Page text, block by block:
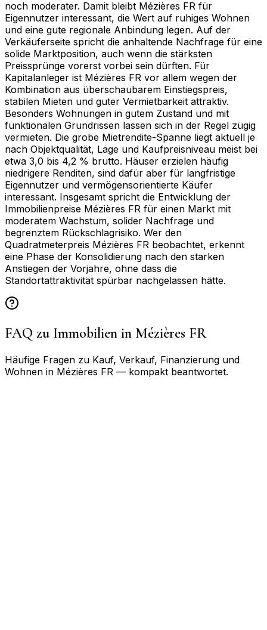
noch moderater. Damit bleibt Mézières FR für
Eigennutzer interessant, die Wert auf ruhiges Wohnen
und eine gute regionale Anbindung legen. Auf der
Verkäuferseite spricht die anhaltende Nachfrage für eine
solide Marktposition, auch wenn die stärksten
Preissprünge vorerst vorbei sein dürften. Für
Kapitalanleger ist Mézières FR vor allem wegen der
Kombination aus überschaubarem Einstiegspreis,
stabilen Mieten und guter Vermietbarkeit attraktiv.
Besonders Wohnungen in gutem Zustand und mit
funktionalen Grundrissen lassen sich in der Regel zügig
vermieten. Die grobe Mietrendite-Spanne liegt aktuell je
nach Objektqualität, Lage und Kaufpreisniveau meist bei
etwa 3,0 bis 4,2 % brutto. Häuser erzielen häufig
niedrigere Renditen, sind dafür aber für langfristige
Eigennutzer und vermögensorientierte Käufer
interessant. Insgesamt spricht die Entwicklung der
Immobilienpreise Mézières FR für einen Markt mit
moderatem Wachstum, solider Nachfrage und
begrenztem Rückschlagrisiko. Wer den
Quadratmeterpreis Mézières FR beobachtet, erkennt
eine Phase der Konsolidierung nach den starken
Anstiegen der Vorjahre, ohne dass die
Standortattraktivität spürbar nachgelassen hätte.
FAQ zu Immobilien in Mézières FR
Häufige Fragen zu Kauf, Verkauf, Finanzierung und
Wohnen in Mézières FR — kompakt beantwortet.